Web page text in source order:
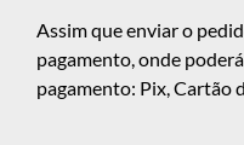
Assim que enviar o
pagamento, onde
pagamento: Pix, Cartão